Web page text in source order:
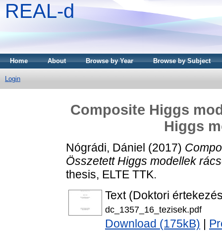
REAL-d
Home About Browse by Year Browse by Subject
Login
Composite Higgs
Higgs
Nógrádi, Dániel (2017)
Összetett Higgs modellek
thesis, ELTE TTK.
Text (Doktori
dc_1357_16_tezisek.pdf
Download (175kB)